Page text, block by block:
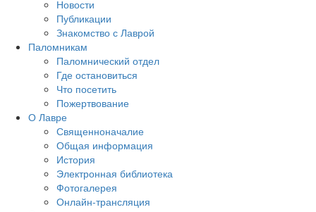
Новости
Публикации
Знакомство с Лаврой
Паломникам
Паломнический отдел
Где остановиться
Что посетить
Пожертвование
О Лавре
Священноначалие
Общая информация
История
Электронная библиотека
Фотогалерея
Онлайн-трансляция